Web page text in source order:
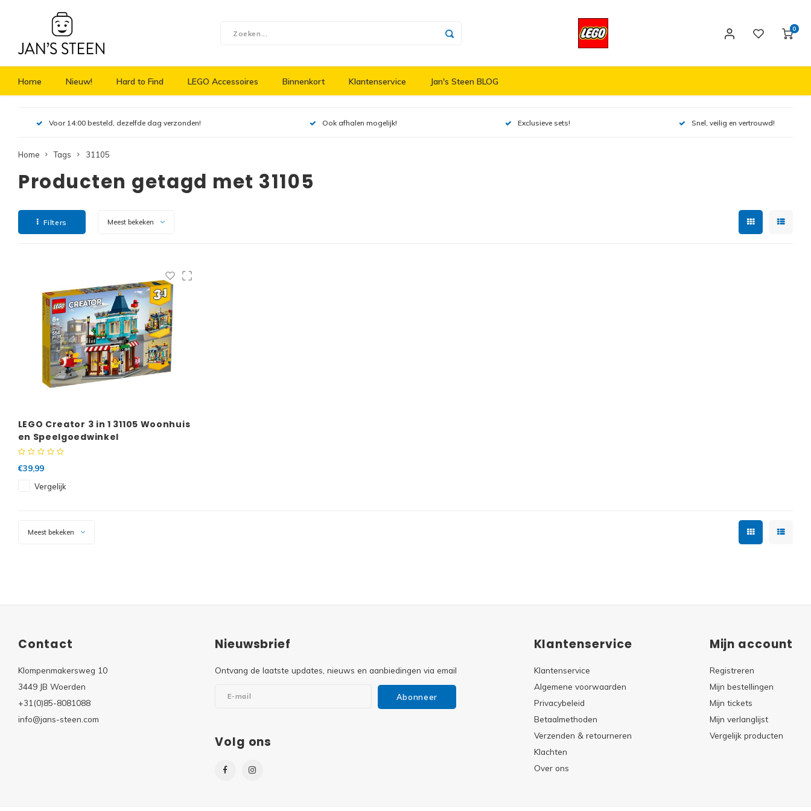
0
Home Nieuw! Hard to Find LEGO Accessoires Binnenkort Klantenservice Jan's Steen BLOG
Voor 14:00 besteld, dezelfde dag verzonden! Ook afhalen mogelijk! Exclusieve sets! Snel, veilig en vertrouwd!
Home Tags 31105
Producten getagd met 31105
Filters Meest bekeken
LEGO Creator 3 in 1 31105 Woonhuis
en Speelgoedwinkel
€39,99
Vergelijk
Meest bekeken
Contact
Klompenmakersweg 10
3449 JB Woerden
+31(0)85-8081088
info@jans-steen.com
Nieuwsbrief
Ontvang de laatste updates, nieuws en aanbiedingen via email
Abonneer
Volg ons
Klantenservice
Klantenservice
Algemene voorwaarden
Privacybeleid
Betaalmethoden
Verzenden & retourneren
Klachten
Over ons
Mijn account
Registreren
Mijn bestellingen
Mijn tickets
Mijn verlanglijst
Vergelijk producten